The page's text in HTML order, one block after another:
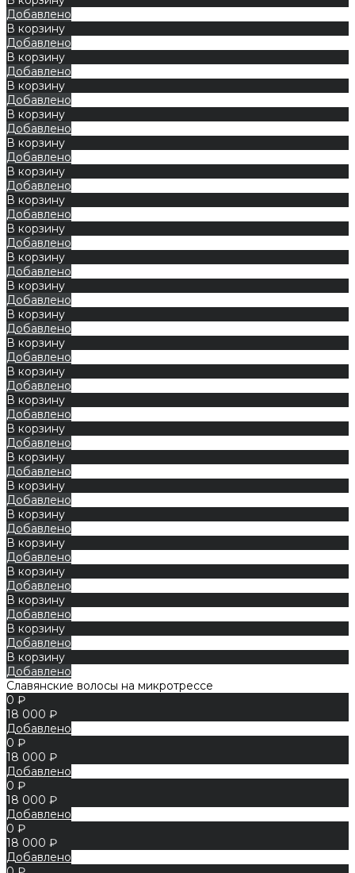
Добавлено
В корзину
Добавлено
В корзину
Добавлено
В корзину
Добавлено
В корзину
Добавлено
В корзину
Добавлено
В корзину
Добавлено
В корзину
Добавлено
В корзину
Добавлено
В корзину
Добавлено
В корзину
Добавлено
В корзину
Добавлено
В корзину
Добавлено
В корзину
Добавлено
В корзину
Добавлено
В корзину
Добавлено
В корзину
Добавлено
В корзину
Добавлено
В корзину
Добавлено
В корзину
Добавлено
В корзину
Добавлено
В корзину
Добавлено
В корзину
Добавлено
В корзину
Добавлено
Славянские волосы на микротрессе
0 ₽
18 000 ₽
Добавлено
0 ₽
18 000 ₽
Добавлено
0 ₽
18 000 ₽
Добавлено
0 ₽
18 000 ₽
Добавлено